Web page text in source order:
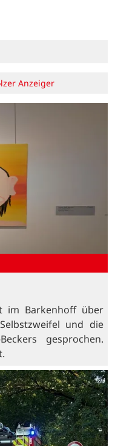
Anzeiger
im Barkenhoff über
und die
gesprochen.